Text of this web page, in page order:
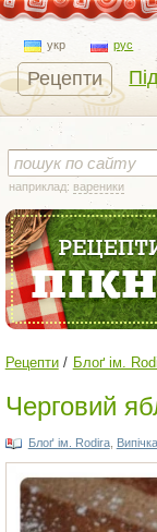
укр рус
Рецепти
наприклад: вареники
Рецепти Блоґ ім.
Черговий
Блоґ ім. Rodira, Випічка